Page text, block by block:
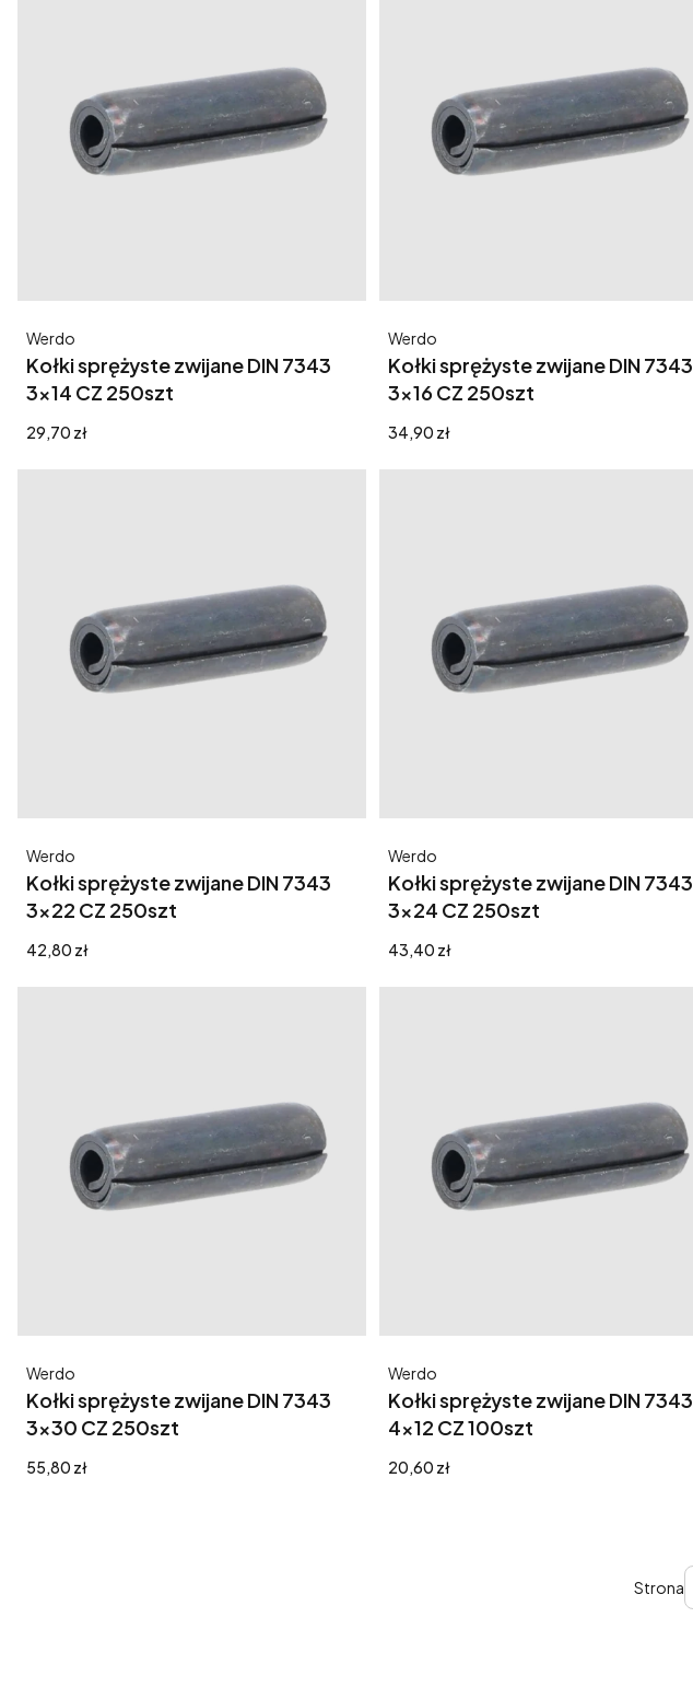
Kołki sprężyste zwijane DIN 7343
3x14 CZ 250szt
Producent
Werdo
Cena
29,70 zł
Kołki sprężyste zwijane DIN 7343
3x16 CZ 250szt
Producent
Werdo
Cena
34,90 zł
Kołki sprężyste zwijane DIN 7343
3x22 CZ 250szt
Producent
Werdo
Cena
42,80 zł
Kołki sprężyste zwijane DIN 7343
3x24 CZ 250szt
Producent
Werdo
Cena
43,40 zł
Kołki sprężyste zwijane DIN 7343
3x30 CZ 250szt
Producent
Werdo
Cena
55,80 zł
Kołki sprężyste zwijane DIN 7343
4x12 CZ 100szt
Producent
Werdo
Cena
20,60 zł
Strona